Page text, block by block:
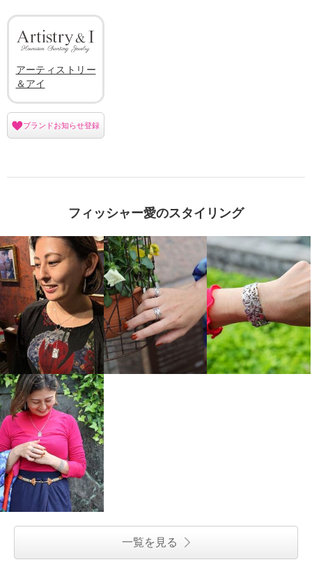
アーティストリー
＆アイ
ブランドお知らせ登録
フィッシャー愛のスタイリング
一覧を見る